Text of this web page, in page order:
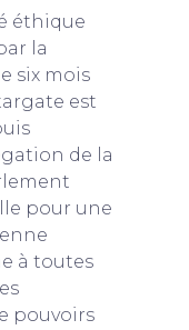
éthique
la
six mois
est
de la
pour une
à toutes
pouvoirs